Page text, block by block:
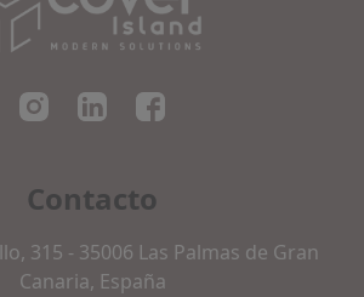
Contacto
315 - 35006 Las Palmas de Gran
Canaria, España